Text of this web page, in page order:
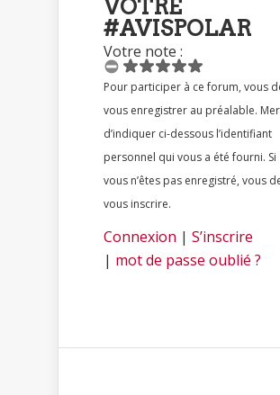
VOTRE
#AVISPOLAR
Votre note :
Pour participer à ce forum, vous devez
vous enregistrer au préalable.
d’indiquer ci-dessous l’identifiant
personnel qui vous a été fourni. Si
vous n’êtes pas enregistré, vous
vous inscrire.
Connexion | S’inscrire
| mot de passe oublié ?